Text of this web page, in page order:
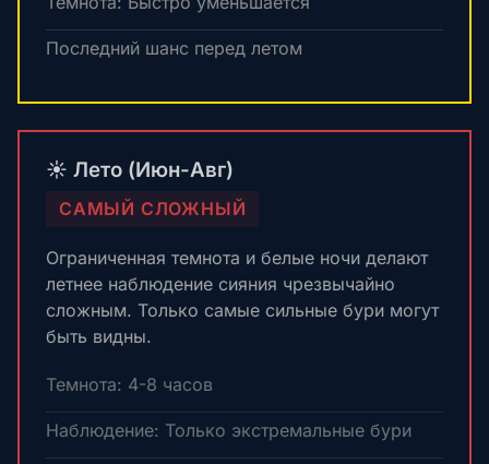
Последний шанс перед летом
☀️ Лето (Июн-Авг)
САМЫЙ СЛОЖНЫЙ
Ограниченная темнота и белые ночи делают
летнее наблюдение сияния чрезвычайно
сложным. Только самые сильные бури могут
быть видны.
Темнота: 4-8 часов
Наблюдение: Только экстремальные бури